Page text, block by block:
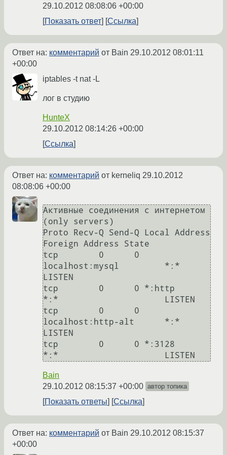
29.10.2012 08:08:06 +00:00
Показать ответ
Ссылка
Ответ на: комментарий от Bain 29.10.2012 08:01:11
+00:00
iptables -t nat -L
лог в студию
HunteX
29.10.2012 08:14:26 +00:00
Ссылка
Ответ на: комментарий от kerneliq 29.10.2012
08:08:06 +00:00
Активные соединения с интернетом
(only servers)
Proto Recv-Q Send-Q Local Address
Foreign Address State
tcp        0      0
localhost:mysql         *:*
LISTEN
tcp        0      0 *:http
*:*                     LISTEN
tcp        0      0
localhost:http-alt      *:*
LISTEN
tcp        0      0 *:3128
*:*                     LISTEN
Bain
29.10.2012 08:15:37 +00:00 автор топика
Показать ответы Ссылка
Ответ на: комментарий от Bain 29.10.2012 08:15:37
+00:00